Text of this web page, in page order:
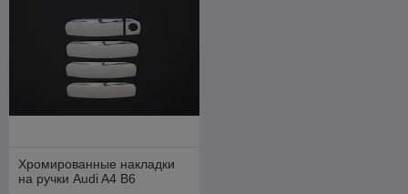
Хромированные накладки
на ручки Audi A4 B6